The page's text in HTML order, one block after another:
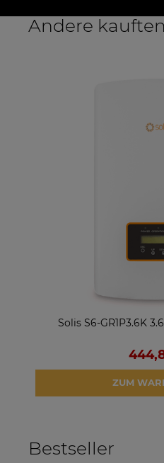
Andere
Solis S6-GR1P3.6K
ZUM
Bestseller